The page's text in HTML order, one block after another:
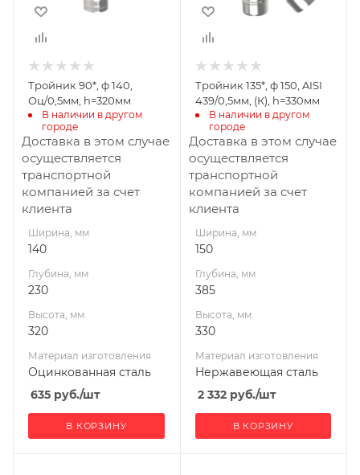
320
Материал
Оцинкованная
сталь
Производитель
УМК
Тройник 90*, ф 140,
Оц/0,5мм, h=320мм
В наличии в другом
городе
Доставка в этом случае
осуществляется
транспортной
компанией за счет
клиента
Ширина, мм
140
Глубина, мм
230
Высота, мм
320
Материал изготовления
Оцинкованная сталь
635 руб./шт
В КОРЗИНУ
330
Материал
Нержавеющая
сталь
Производитель
УМК
Тройник 135*, ф 150, AISI
439/0,5мм, (К), h=330мм
В наличии в другом
городе
Доставка в этом случае
осуществляется
транспортной
компанией за счет
клиента
Ширина, мм
150
Глубина, мм
385
Высота, мм
330
Материал изготовления
Нержавеющая сталь
2 332руб./шт
В КОРЗИНУ